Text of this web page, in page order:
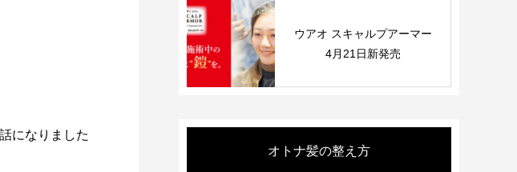
になりました
ウアオ スキャルプアーマー
4月21日新発売
オトナ髪の整え方